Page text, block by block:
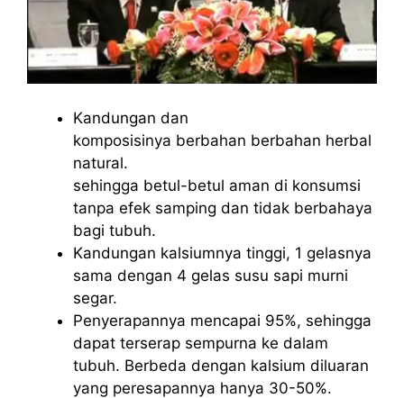
Kandungan dan
komposisinya berbahan berbahan herbal
natural.
sehingga betul-betul aman di konsumsi
tanpa efek samping dan tidak berbahaya
bagi tubuh.
Kandungan kalsiumnya tinggi, 1 gelasnya
sama dengan 4 gelas susu sapi murni
segar.
Penyerapannya mencapai 95%, sehingga
dapat terserap sempurna ke dalam
tubuh. Berbeda dengan kalsium diluaran
yang peresapannya hanya 30-50%.